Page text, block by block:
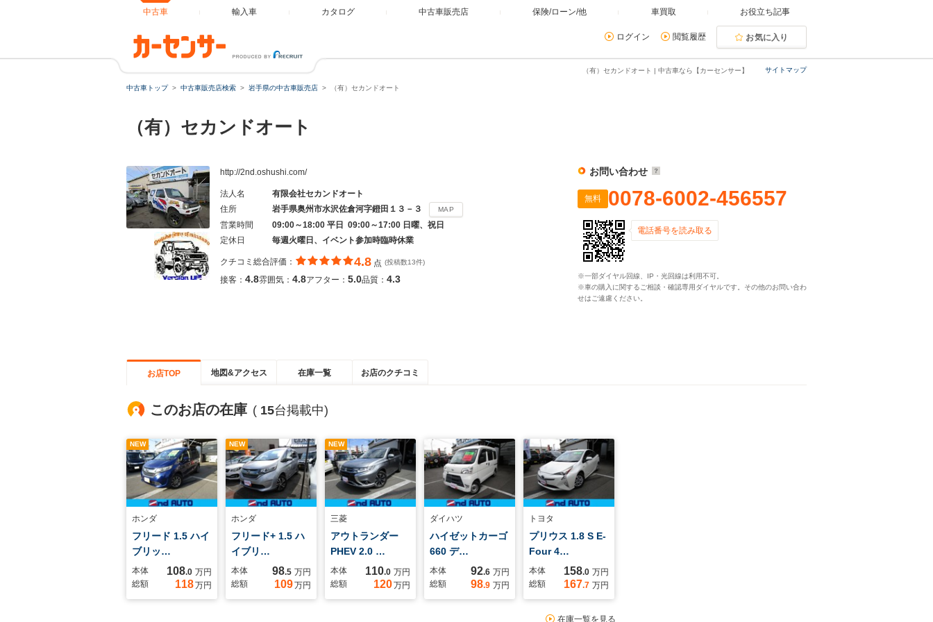
中古車 輸入車 カタログ 中古車販売店 保険/ローン/他 車買取 お役立ち記事
ログイン 閲覧履歴 お気に入り
サイトマップ
（有）セカンドオート | 中古車なら【カーセンサー】
中古車トップ 中古車販売店検索 岩手県の中古車販売店 （有）セカンドオート
（有）セカンドオート
http://2nd.oshushi.com/
法人名
有限会社セカンドオート
住所
岩手県奥州市水沢佐倉河字鐙田１３－３ MAP
営業時間
09:00～18:00 平日 09:00～17:00 日曜、祝日
定休日
毎週火曜日、イベント参加時臨時休業
クチコミ総合評価： 4.8 点 (投稿数13件)
接客： 4.8雰囲気： 4.8アフター： 5.0品質： 4.3
お問い合わせ
無料 0078-6002-456557
電話番号を読み取る
※一部ダイヤル回線、IP・光回線は利用不可。
※車の購入に関するご相談・確認専用ダイヤルです。その他のお問い合わ
せはご遠慮ください。
お店TOP 地図&アクセス 在庫一覧 お店のクチコミ
このお店の在庫 ( 15台掲載中)
NEW
ホンダ
フリード 1.5 ハイ
ブリッ…
本体 108.0 万円
総額
118万円
NEW
ホンダ
フリード+ 1.5 ハ
イブリ…
本体 98.5 万円
総額
109万円
NEW
三菱
アウトランダー
PHEV 2.0 …
本体 110.0 万円
総額
120万円
ダイハツ
ハイゼットカーゴ
660 デ…
本体 92.6 万円
総額
98.9 万円
トヨタ
プリウス 1.8 S E-
Four 4…
本体 158.0 万円
総額
167.7 万円
在庫一覧を見る